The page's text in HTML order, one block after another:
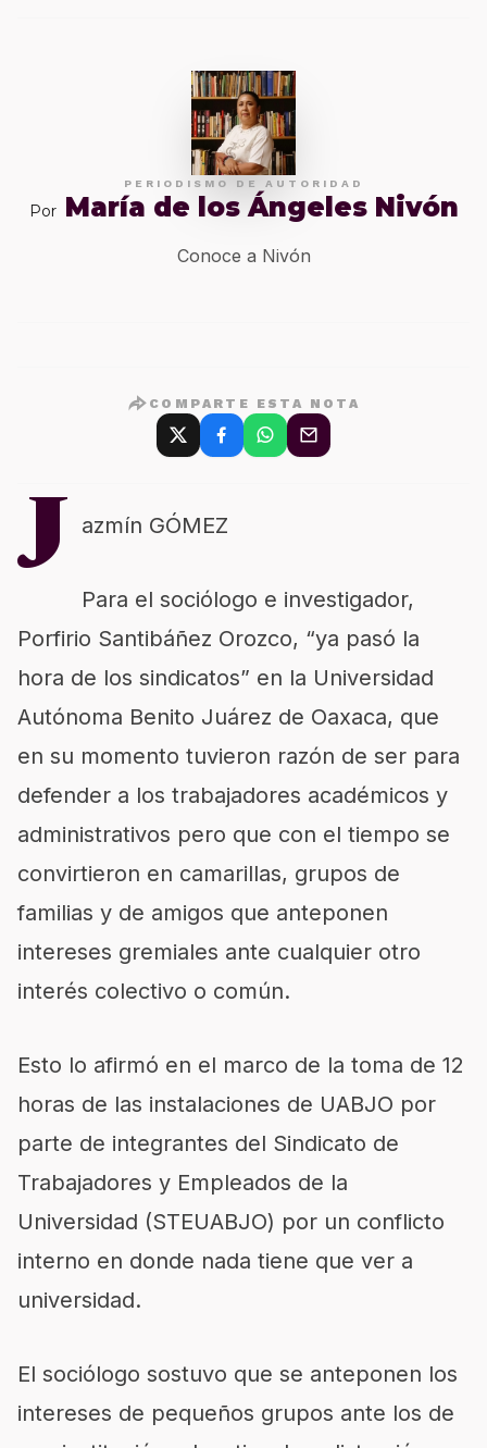
PERIODISMO DE AUTORIDAD
Por María de los Ángeles Nivón
Conoce a Nivón
COMPARTE ESTA NOTA
J azmín GÓMEZ
Para el sociólogo e investigador,
Porfirio Santibáñez Orozco, “ya pasó la
hora de los sindicatos” en la Universidad
Autónoma Benito Juárez de Oaxaca, que
en su momento tuvieron razón de ser para
defender a los trabajadores académicos y
administrativos pero que con el tiempo se
convirtieron en camarillas, grupos de
familias y de amigos que anteponen
intereses gremiales ante cualquier otro
interés colectivo o común.
Esto lo afirmó en el marco de la toma de 12
horas de las instalaciones de UABJO por
parte de integrantes del Sindicato de
Trabajadores y Empleados de la
Universidad (STEUABJO) por un conflicto
interno en donde nada tiene que ver a
universidad.
El sociólogo sostuvo que se anteponen los
intereses de pequeños grupos ante los de